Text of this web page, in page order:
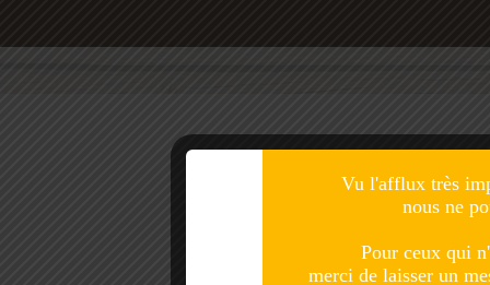
Vu l'afflux très
nous ne
Pour ceux qui
merci de laisser un